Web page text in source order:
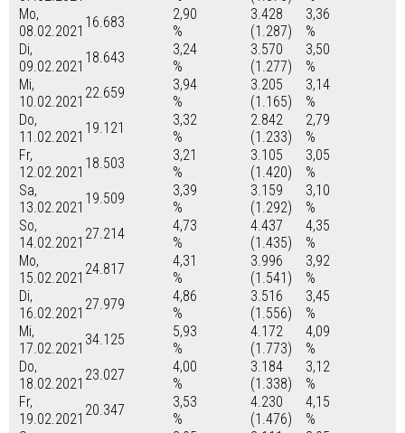
Mo,
08.02.2021
16.683
2,90
%
3.428
(1.287)
3,36
%
Di,
09.02.2021
18.643
3,24
%
3.570
(1.277)
3,50
%
Mi,
10.02.2021
22.659
3,94
%
3.205
(1.165)
3,14
%
Do,
11.02.2021
19.121
3,32
%
2.842
(1.233)
2,79
%
Fr,
12.02.2021
18.503
3,21
%
3.105
(1.420)
3,05
%
Sa,
13.02.2021
19.509
3,39
%
3.159
(1.292)
3,10
%
So,
14.02.2021
27.214
4,73
%
4.437
(1.435)
4,35
%
Mo,
15.02.2021
24.817
4,31
%
3.996
(1.541)
3,92
%
Di,
16.02.2021
27.979
4,86
%
3.516
(1.556)
3,45
%
Mi,
17.02.2021
34.125
5,93
%
4.172
(1.773)
4,09
%
Do,
18.02.2021
23.027
4,00
%
3.184
(1.338)
3,12
%
Fr,
19.02.2021
20.347
3,53
%
4.230
(1.476)
4,15
%